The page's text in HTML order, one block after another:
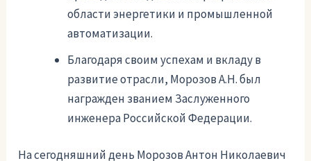
области энергетики и промышленной
автоматизации.
Благодаря своим успехам и вкладу в
развитие отрасли, Морозов А.Н. был
награжден званием Заслуженного
инженера Российской Федерации.
На сегодняшний день Морозов Антон Николаевич